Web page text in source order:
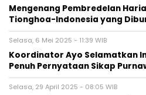
Mengenang Pembredelan
Tionghoa-Indonesia yang
Selasa, 6 Mei 2025 - 11:39 WIB
Koordinator Ayo Selamatkan
Penuh Pernyataan Sikap
Selasa, 29 April 2025 - 08:05 WIB